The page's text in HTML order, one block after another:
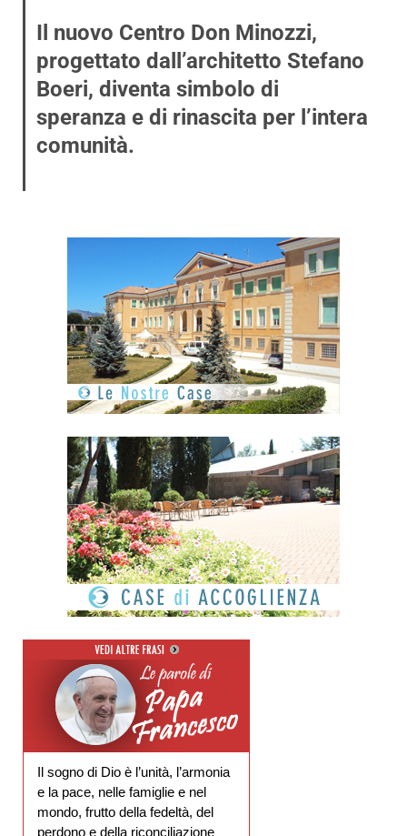
Il nuovo Centro Don Minozzi,
progettato dall’architetto Stefano
Boeri, diventa simbolo di
speranza e di rinascita per l’intera
comunità.
Il sogno di Dio è l’unità, l’armonia
e la pace, nelle famiglie e nel
mondo, frutto della fedeltà, del
perdono e della riconciliazione